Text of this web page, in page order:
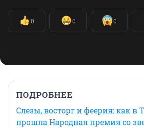
0 0 0
ПОДРОБНЕЕ
Слезы, восторг и феерия: как в
прошла Народная премия со